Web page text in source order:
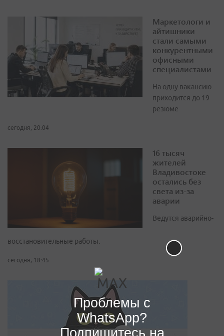
Маркетологи и
айтишники
стали самыми
конкурентными
офисными
специалистами
На одну вакансию
приходится до 19
резюме
сегодня, 20:04
16 тысяч
жителей
Владивостоке
остались без
света из-за
аварии
Ведутся аварийно-
восстановительные работы.
сегодня, 18:45
Проблемы с
WhatsApp?
Подпишитесь на